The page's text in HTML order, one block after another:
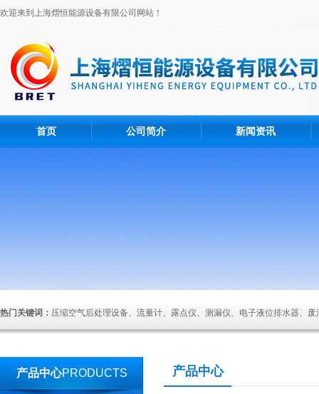
欢迎来到上海熠恒能源设备有限公司网站！
首页 公司简介 新闻资讯
热门关键词： 压缩空气后处理设备、流量计、露点仪、测漏仪、电子液位排水器、
产品中心PRODUCTS 产品中心